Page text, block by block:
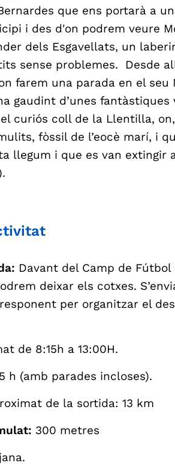
que ens portarà a
i des d'on podrem veure
dels Esgavellats, un
sense problemes. Desde
farem una parada en el seu
gaudint d’unes
curiós coll de la Llentilla,
fòssil de l’eocè marí, i
llegum i que es van extingir
Davant del Camp de
deixar els cotxes.
per organitzar el
de 8:15h a 13:00H.
h (amb parades incloses).
de la sortida: 13 km
300 metres